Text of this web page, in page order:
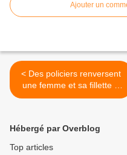
Ajouter un
< Des policiers renversent
une femme et sa fillette à
Colombes
Hébergé par Overblog
Top articles